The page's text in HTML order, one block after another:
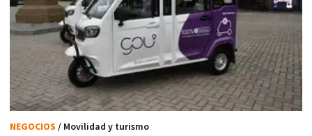
NEGOCIOS / Movilidad y turismo